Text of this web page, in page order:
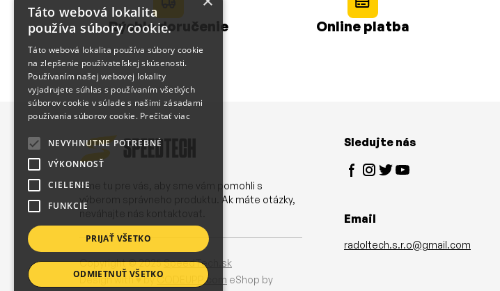
Rýchle doručenie Online platba
Sme tu pre vás, aby sme vám pomohli s
výberom správneho produktu. Ak máte otázky,
neváhajte nás kontaktovať.
Copyright © 2025SpeedTech.sk
Design with ♥ byCODEUPP.com eShop by
Sledujte nás
Email
radoltech.s.r.o@gmail.com
Táto webová lokalita
používa súbory cookie.
Táto webová lokalita používa súbory cookie
na zlepšenie používateľskej skúsenosti.
Používaním našej webovej lokality
vyjadrujete súhlas s používaním všetkých
súborov cookie v súlade s našimi zásadami
používania súborov cookie. Prečítať viac
NEVYHNUTNE POTREBNÉ
VÝKONNOSŤ
CIELENIE
FUNKCIE
PRIJAŤ VŠETKO
ODMIETNUŤ VŠETKO